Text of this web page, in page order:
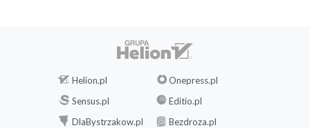
Helion.pl
Onepress.pl
Sensus.pl
Editio.pl
DlaBystrzakow.pl
Bezdroza.pl